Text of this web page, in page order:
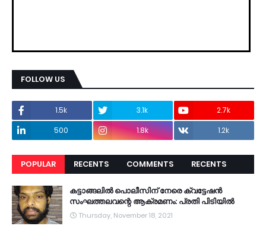
FOLLOW US
1.5k 3.1k
2.7k
500
1.8k 1.2k
POPULAR RECENTS COMMENTS RECENTS
കട്ടാങ്ങലിൽ പൊലീസിന് നേരെ ക്വട്ടേഷൻ
സംഘത്തലവന്റെ ആക്രമണം: പ്രതി പിടിയിൽ
Thursday, November 18, 2021